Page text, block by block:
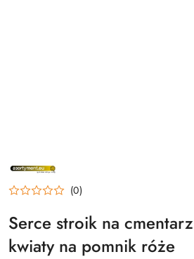
NAZWA
PRODUCENTA:
GLOBAL
P&P
O.O.
(0)
Serce stroik na
kwiaty na pomnik róże